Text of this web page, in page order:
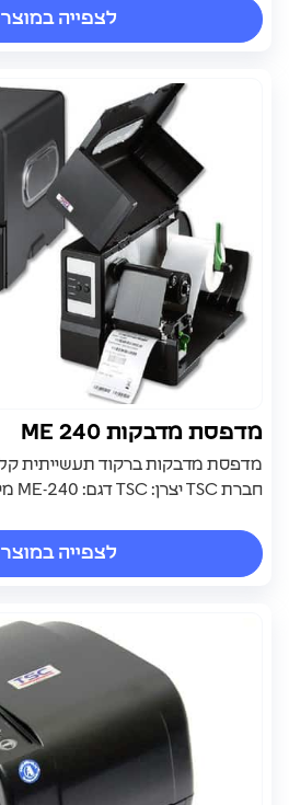
לצפייה במוצר
מדפסת מדבקות ME 240
חברת TSC יצרן: TSC דגם: ME-240 מידת פיזיות: 286mm(W...
לצפייה במוצר